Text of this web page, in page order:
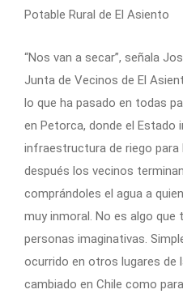
Potable Rural de El Asiento
“Nos van a secar”, señala
Junta de Vecinos de El
lo que ha pasado en todas
en Petorca, donde el Estado
infraestructura de riego
después los vecinos
comprándoles el agua a
muy inmoral. No es algo
personas imaginativas.
ocurrido en otros lugares de
cambiado en Chile como